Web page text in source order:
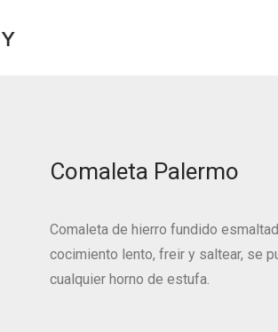
Comaleta Palermo
Comaleta de hierro fundido
cocimiento lento, freir y saltear, se
cualquier horno de estufa.